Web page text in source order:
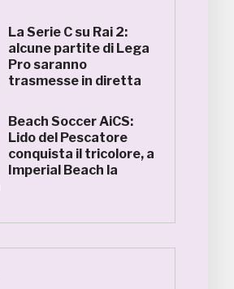
La Serie C su Rai 2:
alcune partite di Lega
Pro saranno
trasmesse in diretta
Beach Soccer AiCS:
Lido del Pescatore
conquista il tricolore, a
Imperial Beach la